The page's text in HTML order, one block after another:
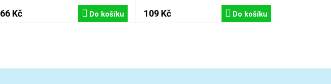
66 Kč Do košíku 109 Kč Do košíku